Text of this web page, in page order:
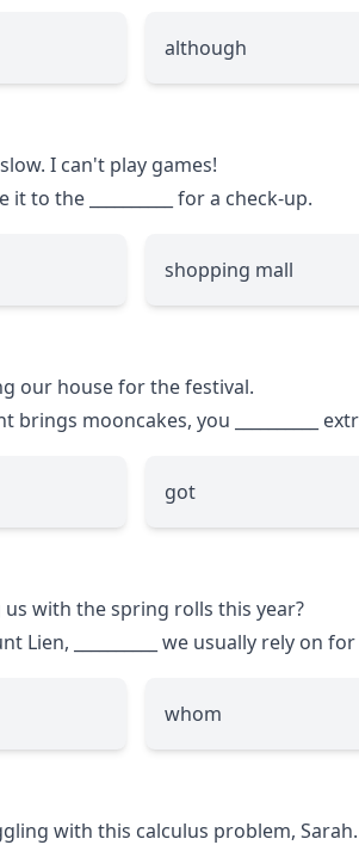
although
I can't play games!
it to the
for a check-up.
shopping mall
our house for the festival.
brings mooncakes, you
got
with the spring rolls this year?
Lien,
we usually rely on
whom
with this calculus problem, Sarah.